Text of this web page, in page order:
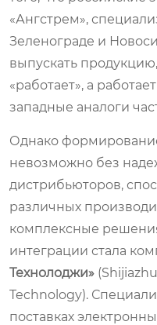
«Ангстрем»,
Зеленограде и
выпускать
«работает», а
западные аналоги
Однако
невозможно без
дистрибьюторов,
различных
комплексные
интеграции стала
Технолоджи»
Technology).
поставках